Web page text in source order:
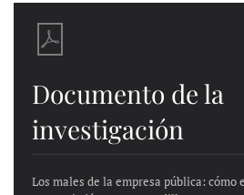
Documento de la
investigación
Los males de la empresa pública: cómo